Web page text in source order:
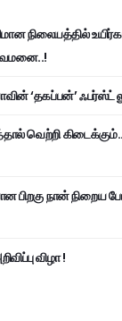
நிலையத்தில்
‘தகப்பன்’ ஃபர்ஸ்ட்
வெற்றி
பிறகு நான் நிறைய
விழா !